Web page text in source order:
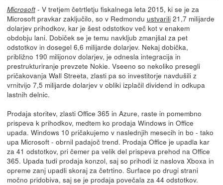
Microsoft- V tretjem četrtletju fiskalnega leta 2015, ki se je za
Microsoft pravkar zaključilo, so v Redmondu ustvarili21,7 milijarde
dolarjev prihodkov, kar je šest odstotkov več kot v enakem
obdobju lani. Dobiček se je temu navkljub zmanjšal za pet
odstotkov in dosegel 6,6 milijarde dolarjev. Nekaj dobička,
približno 190 milijonov dolarjev, je odnesla integracija in
prestrukturiranje prevzete Nokie. Vseeno so nekoliko presegli
pričakovanja Wall Streeta, zlasti pa so investitorje navdušili z
vrnitvijo 7,5 milijarde dolarjev v obliki izplačil dividend in odkupa
lastnih delnic.
Prodaja storitev, zlasti Office 365 in Azure, raste in pomembno
prispeva k prihodkov, medtem ko prodaja Windows in Office
upada. Windows 10 pričakujemo v naslednjih mesecih in bo - tako
upa Microsoft - obrnil padajoč trend. Prodaja Office je upadla kar
za 41 odstotkov, pri čemer pa velik del prispeva prehod na Office
365. Upada tudi prodaja konzol, saj so prihodi iz naslova Xboxa in
opreme zanj upadli skoraj za četrtino. Surface po drugi strani
močno pridobiva, saj se je prodaja povečala za 44 odstotkov.